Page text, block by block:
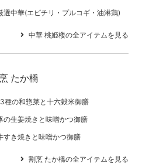
選中華(エビチリ・プルコギ・油淋鶏)
中華 桃姫楼の全アイテムを見る
たか橋
種の和惣菜と十六穀米御膳
の生姜焼きと味噌かつ御膳
すき焼きと味噌かつ御膳
割烹 たか橋の全アイテムを見る